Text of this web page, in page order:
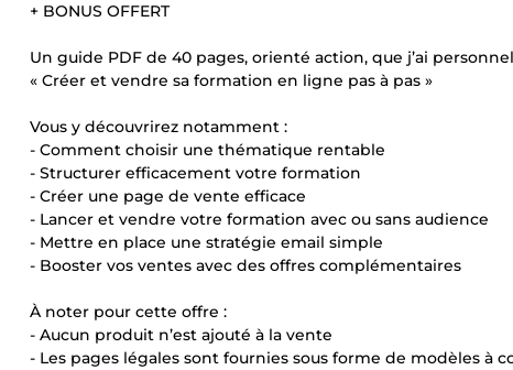
+ BONUS OFFERT
Un guide PDF de 40 pages, orienté action, que j’ai
« Créer et vendre sa formation en ligne pas à pas »
Vous y découvrirez notamment :
- Comment choisir une thématique rentable
- Structurer efficacement votre formation
- Créer une page de vente efficace
- Lancer et vendre votre formation avec ou sans audience
- Mettre en place une stratégie email simple
- Booster vos ventes avec des offres complémentaires
À noter pour cette offre :
- Aucun produit n’est ajouté à la vente
- Les pages légales sont fournies sous forme de modèles à